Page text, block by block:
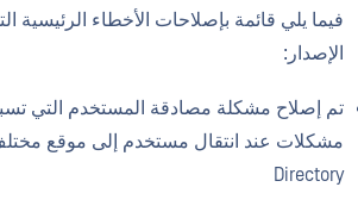
فيما يلي قائمة بإصلاحات الأخطاء الرئيسية
الإصدار:
تم إصلاح مشكلة مصادقة المستخدم التي
Directory